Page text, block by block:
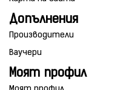
Допълнения
Производители
Ваучери
Моят профил